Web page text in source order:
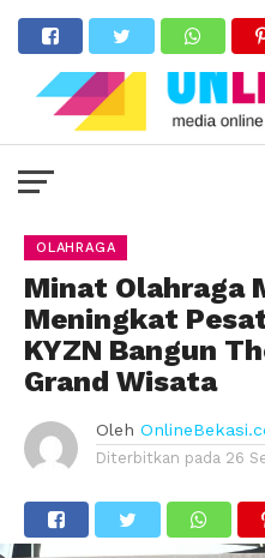
OLAHRAGA
Minat Olahraga
Meningkat
KYZN Bangun
Grand Wisata
Oleh
Diterbitkan pada 26